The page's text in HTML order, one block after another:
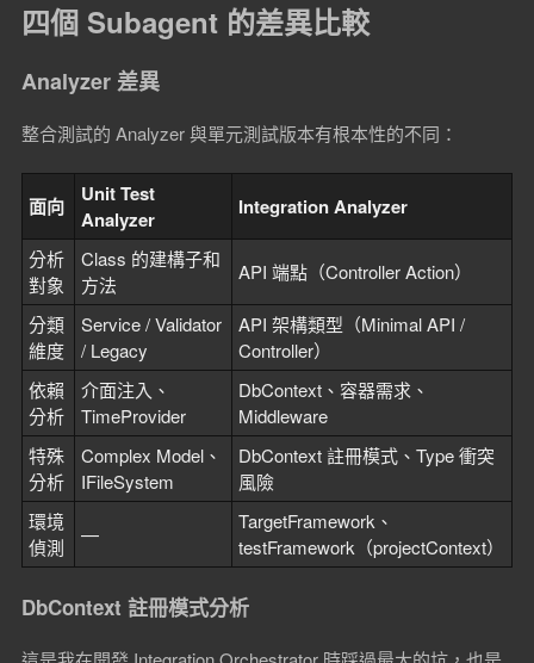
四個 Subagent 的差異比較
Analyzer 差異
整合測試的 Analyzer 與單元測試版本有根本性的不同：
面向
Unit Test
Analyzer
Integration Analyzer
分析
對象
Class 的建構子和
方法
API 端點（Controller Action）
分類
維度
Service / Validator
/ Legacy
API 架構類型（Minimal API /
Controller）
依賴
分析
介面注入、
TimeProvider
DbContext、容器需求、
Middleware
特殊
分析
Complex Model、
IFileSystem
DbContext 註冊模式、Type 衝突
風險
環境
偵測
—
TargetFramework、
testFramework（projectContext）
DbContext 註冊模式分析